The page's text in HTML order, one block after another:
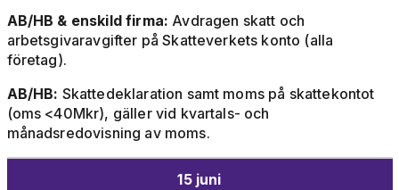
AB/HB & enskild firma: Avdragen skatt och
arbetsgivaravgifter på Skatteverkets konto (alla
företag).
AB/HB: Skattedeklaration samt moms på skattekontot
(oms <40Mkr), gäller vid kvartals- och
månadsredovisning av moms.
15 juni